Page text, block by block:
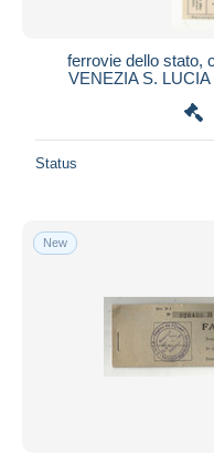
Closing in
Price
Free shipping
PayPal
Bank
Visa
ferrovie dello stato,
VENEZIA S.
Status
New